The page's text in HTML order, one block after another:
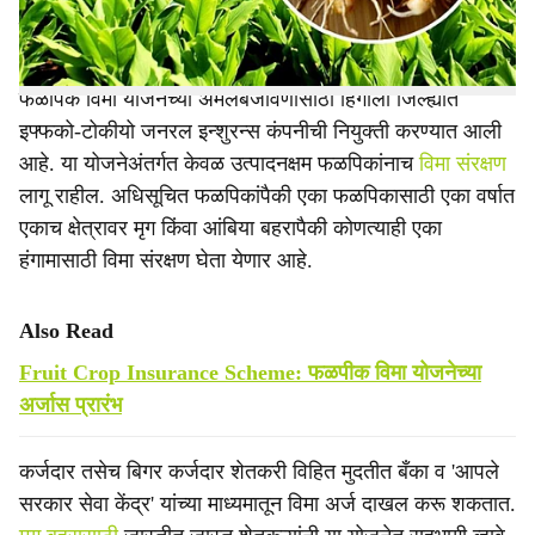
प्रदीप कच्छवे यांनी दिली.
फळपिक विमा योजनेच्या अंमलबजावणीसाठी हिंगोली जिल्ह्यात
इफ्फको-टोकीयो जनरल इन्शुरन्स कंपनीची नियुक्ती करण्यात आली
आहे. या योजनेअंतर्गत केवळ उत्पादनक्षम फळपिकांनाचविमा संरक्षण
लागू राहील. अधिसूचित फळपिकांपैकी एका फळपिकासाठी एका वर्षात
एकाच क्षेत्रावर मृग किंवा आंबिया बहरापैकी कोणत्याही एका
हंगामासाठी विमा संरक्षण घेता येणार आहे.
Also Read
Fruit Crop Insurance Scheme: फळपीक विमा योजनेच्या
अर्जास प्रारंभ
कर्जदार तसेच बिगर कर्जदार शेतकरी विहित मुदतीत बँका व 'आपले
सरकार सेवा केंद्र' यांच्या माध्यमातून विमा अर्ज दाखल करू शकतात.